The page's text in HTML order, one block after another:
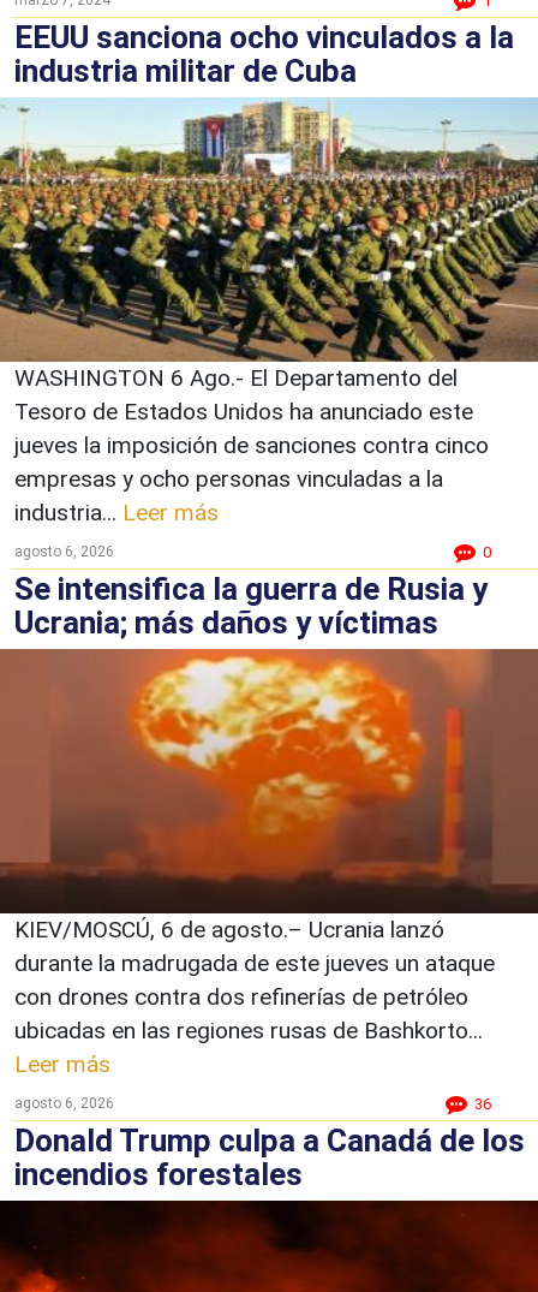
EEUU sanciona ocho vinculados a la
industria militar de Cuba
WASHINGTON 6 Ago.- El Departamento del
Tesoro de Estados Unidos ha anunciado este
jueves la imposición de sanciones contra cinco
empresas y ocho personas vinculadas a la
industria... Leer más
agosto 6, 2026 0
Se intensifica la guerra de Rusia y
Ucrania; más daños y víctimas
KIEV/MOSCÚ, 6 de agosto.– Ucrania lanzó
durante la madrugada de este jueves un ataque
con drones contra dos refinerías de petróleo
ubicadas en las regiones rusas de Bashkorto...
Leer más
agosto 6, 2026 36
Donald Trump culpa a Canadá de los
incendios forestales